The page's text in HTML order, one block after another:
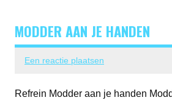
MODDER AAN JE HANDEN
Een reactie plaatsen
Refrein Modder aan je handen